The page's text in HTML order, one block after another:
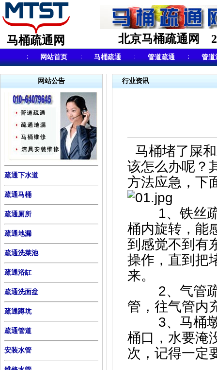
马桶疏通网 北京马桶疏通网
网站首页 马桶疏通 管道疏通 管道
网站公告
疏通下水道
疏通马桶
疏通厕所
疏通地漏
疏通洗菜池
疏通浴缸
疏通洗面盆
疏通蹲坑
疏通管道
安装水管
行业资讯
马桶堵了屎
该怎么办呢？
方法应急，下
1、铁丝疏
桶内旋转，能
到感觉不到有
操作，直到把
来。
2、气管疏
管，往气管内
3、马桶墩
桶口，水要淹
次，记得一定